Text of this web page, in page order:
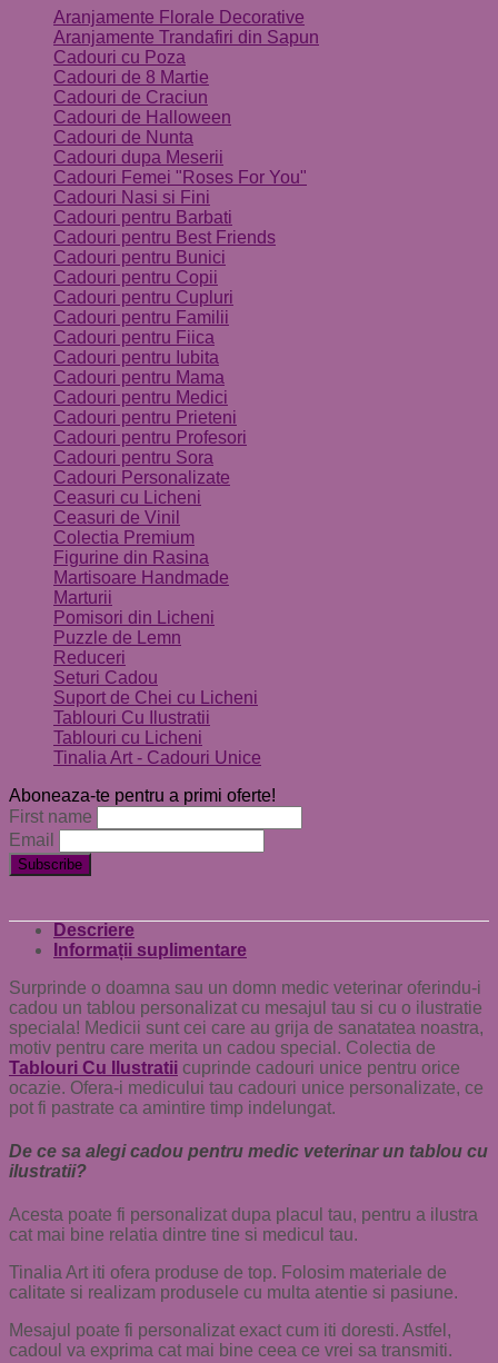
Aranjamente Florale Decorative
Aranjamente Trandafiri din Sapun
Cadouri cu Poza
Cadouri de 8 Martie
Cadouri de Craciun
Cadouri de Halloween
Cadouri de Nunta
Cadouri dupa Meserii
Cadouri Femei "Roses For You"
Cadouri Nasi si Fini
Cadouri pentru Barbati
Cadouri pentru Best Friends
Cadouri pentru Bunici
Cadouri pentru Copii
Cadouri pentru Cupluri
Cadouri pentru Familii
Cadouri pentru Fiica
Cadouri pentru Iubita
Cadouri pentru Mama
Cadouri pentru Medici
Cadouri pentru Prieteni
Cadouri pentru Profesori
Cadouri pentru Sora
Cadouri Personalizate
Ceasuri cu Licheni
Ceasuri de Vinil
Colectia Premium
Figurine din Rasina
Martisoare Handmade
Marturii
Pomisori din Licheni
Puzzle de Lemn
Reduceri
Seturi Cadou
Suport de Chei cu Licheni
Tablouri Cu Ilustratii
Tablouri cu Licheni
Tinalia Art - Cadouri Unice
Aboneaza-te pentru a primi oferte!
First name
Email
Descriere
Informații suplimentare
Surprinde o doamna sau un domn medic veterinar oferindu-i
cadou un tablou personalizat cu mesajul tau si cu o ilustratie
speciala! Medicii sunt cei care au grija de sanatatea noastra,
motiv pentru care merita un cadou special. Colectia de
Tablouri Cu Ilustratii cuprinde cadouri unice pentru orice
ocazie. Ofera-i medicului tau cadouri unice personalizate, ce
pot fi pastrate ca amintire timp indelungat.
De ce sa alegi cadou pentru medic veterinar un tablou cu
ilustratii?
Acesta poate fi personalizat dupa placul tau, pentru a ilustra
cat mai bine relatia dintre tine si medicul tau.
Tinalia Art iti ofera produse de top. Folosim materiale de
calitate si realizam produsele cu multa atentie si pasiune.
Mesajul poate fi personalizat exact cum iti doresti. Astfel,
cadoul va exprima cat mai bine ceea ce vrei sa transmiti.